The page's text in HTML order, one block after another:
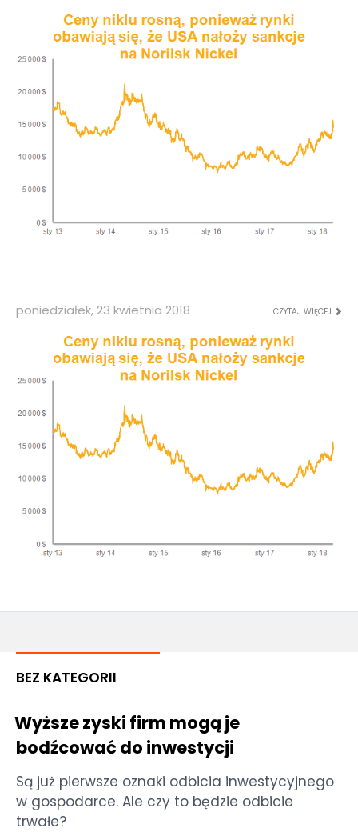
poniedziałek, 23 kwietnia 2018 CZYTAJ WIĘCEJ
BEZ KATEGORII
Wyższe zyski firm mogą je
bodźcować do inwestycji
Są już pierwsze oznaki odbicia inwestycyjnego
w gospodarce. Ale czy to będzie odbicie
trwałe?